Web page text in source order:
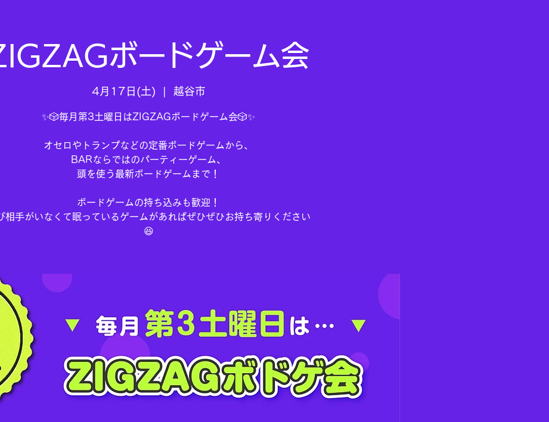
ボードゲーム会
4月17日(土) 越谷市
✨🎲毎月第3土曜日はZIGZAGボードゲーム会🎲✨
オセロやトランプなどの定番ボードゲームから、
BARならではのパーティーゲーム、
頭を使う最新ボードゲームまで！
ボードゲームの持ち込みも歓迎！
相手がいなくて眠っているゲームがあればぜひぜひお持ち寄りください
😆